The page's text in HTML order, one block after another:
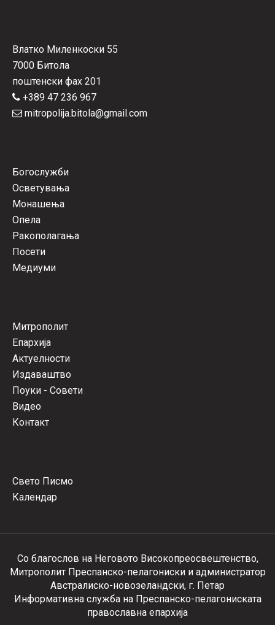
Влатко Миленкоски 55
7000 Битола
поштенски фах 201
+389 47 236 967
mitropolija.bitola@gmail.com
Богослужби
Осветувања
Монашења
Опела
Ракополагања
Посети
Медиуми
Митрополит
Епархија
Актуелности
Издаваштво
Поуки - Совети
Видео
Контакт
Свето Писмо
Календар
Со благослов на Неговото Високопреосвештенство,
Митрополит Преспанско-пелагониски и администратор
Австралиско-новозеландски, г. Петар
Информативна служба на Преспанско-пелагониската
православна епархија